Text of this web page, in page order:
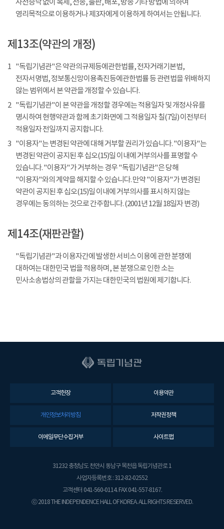
사전승낙 없이 복제, 전송, 출판, 배포, 방송 기타 방법에 의하여
영리목적으로 이용하거나 제3자에게 이용하게 하여서는 안됩니다.
제13조(약관의 개정)
1 "독립기념관"은 약관의규제등에관한법률, 전자거래기본법,
전자서명법, 정보통신망이용촉진등에관한법률 등 관련법을 위배하지
않는 범위에서 본 약관을 개정할 수 있습니다.
2 "독립기념관"이 본 약관을 개정할 경우에는 적용일자 및 개정사유를
명시하여 현행약관과 함께 초기화면에 그 적용일자 칠(7일) 이전부터
적용일자 전일까지 공지합니다.
3 "이용자"는 변경된 약관에 대해 거부할 권리가 있습니다. "이용자"는
변경된 약관이 공지된 후 십오(15)일 이내에 거부의사를 표명할 수
있습니다. "이용자"가 거부하는 경우 "독립기념관"은 당해
"이용자"와의 계약을 해지할 수 있습니다. 만약 "이용자"가 변경된
약관이 공지된 후 십오(15)일 이내에 거부의사를 표시하지 않는
경우에는 동의하는 것으로 간주합니다. (2001년 12월 18일자 변경)
제14조(재판관할)
"독립기념관"과 이용자간에 발생한 서비스 이용에 관한 분쟁에
대하여는 대한민국 법을 적용하며, 본 분쟁으로 인한 소는
민사소송법상의 관할을 가지는 대한민국의 법원에 제기합니다.
고객헌장 이용약관
개인정보처리방침 저작권정책
이메일무단수집거부 사이트맵
31232 충청남도 천안시 동남구 목천읍 독립기념관로 1
사업자등록번호 : 312-82-02552
고객센터 041-560-0114. FAX 041-557-8167.
ⓒ 2018 THE INDEPENDENCE HALL OF KOREA. ALL RIGHTS RESERVED.